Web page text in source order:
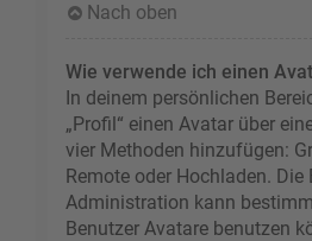
Nach oben
Wie verwende ich einen
In deinem persönlichen
„Profil“ einen Avatar über
vier Methoden hinzufügen:
Remote oder Hochladen. Die
Administration kann
Benutzer Avatare benutzen